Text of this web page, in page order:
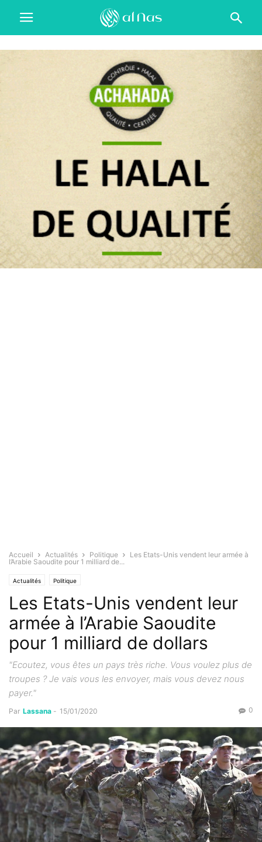
Accueil Actualités Politique
Les Etats-Unis vendent leur armée à
l’Arabie Saoudite pour 1 milliard de...
Actualités Politique
Les Etats-Unis vendent leur
armée à l’Arabie Saoudite
pour 1 milliard de dollars
"Ecoutez, vous êtes un pays très riche. Vous voulez plus de
troupes ? Je vais vous les envoyer, mais vous devez nous
payer."
Par Lassana - 15/01/2020 0